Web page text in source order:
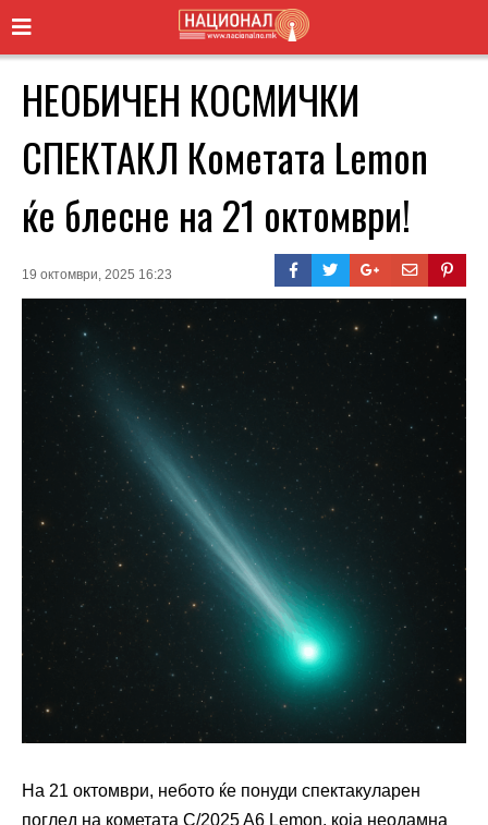
НЕОБИЧЕН КОСМИЧКИ
СПЕКТАКЛ Кометата Lemon
ќе блесне на 21 октомври!
19 октомври, 2025 16:23
На 21 октомври, небото ќе понуди спектакуларен
поглед на кометата C/2025 A6 Lemon, која неодамна